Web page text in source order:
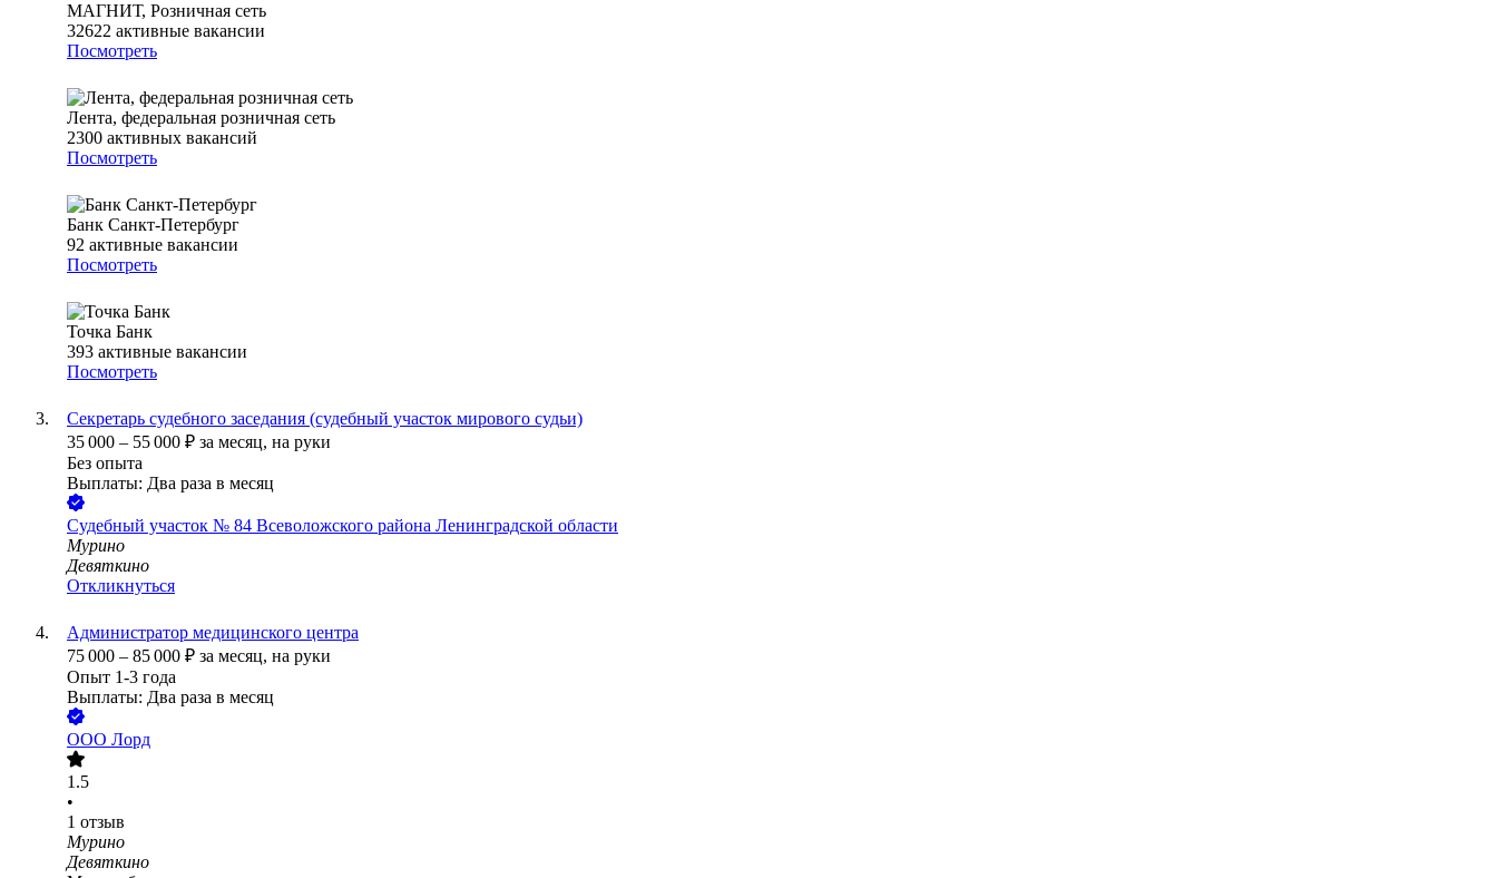
МАГНИТ, Розничная сеть
32622 активные вакансии
Посмотреть
Лента, федеральная розничная сеть
2300 активных вакансий
Посмотреть
Банк Санкт-Петербург
92 активные вакансии
Посмотреть
Точка Банк
393 активные вакансии
Посмотреть
Секретарь судебного заседания (судебный участок мирового судьи)
35 000 – 55 000 ₽ за месяц, на руки
Без опыта
Выплаты: Два раза в месяц
Судебный участок № 84 Всеволожского района Ленинградской области
Мурино
Девяткино
Откликнуться
Администратор медицинского центра
75 000 – 85 000 ₽ за месяц, на руки
Опыт 1-3 года
Выплаты: Два раза в месяц
ООО Лорд
1.5
•
1 отзыв
Мурино
Девяткино